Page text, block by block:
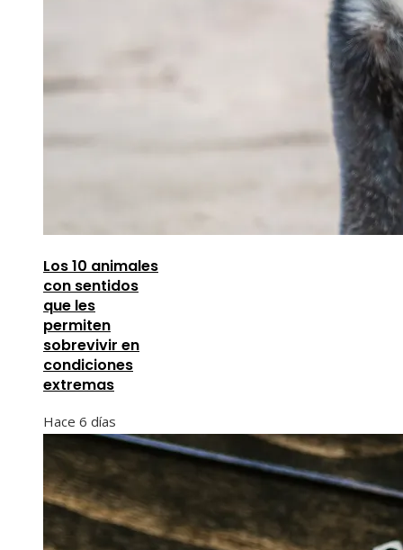
Los 10 animales
con sentidos
que les
permiten
sobrevivir en
condiciones
extremas
Hace 6 días